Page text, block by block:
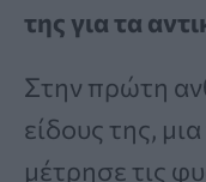
της για τα
Στην πρώτη
είδους της,
μέτρησε τις